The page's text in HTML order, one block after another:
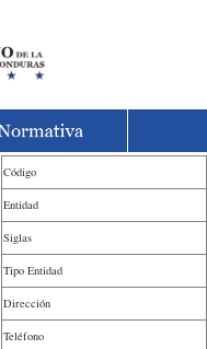
Código
Entidad
Siglas
Tipo Entidad
Dirección
Teléfono